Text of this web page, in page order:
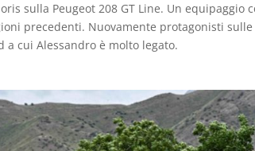
sulla Peugeot 208 GT Line. Un
precedenti. Nuovamente protagonisti
a cui Alessandro è molto legato.